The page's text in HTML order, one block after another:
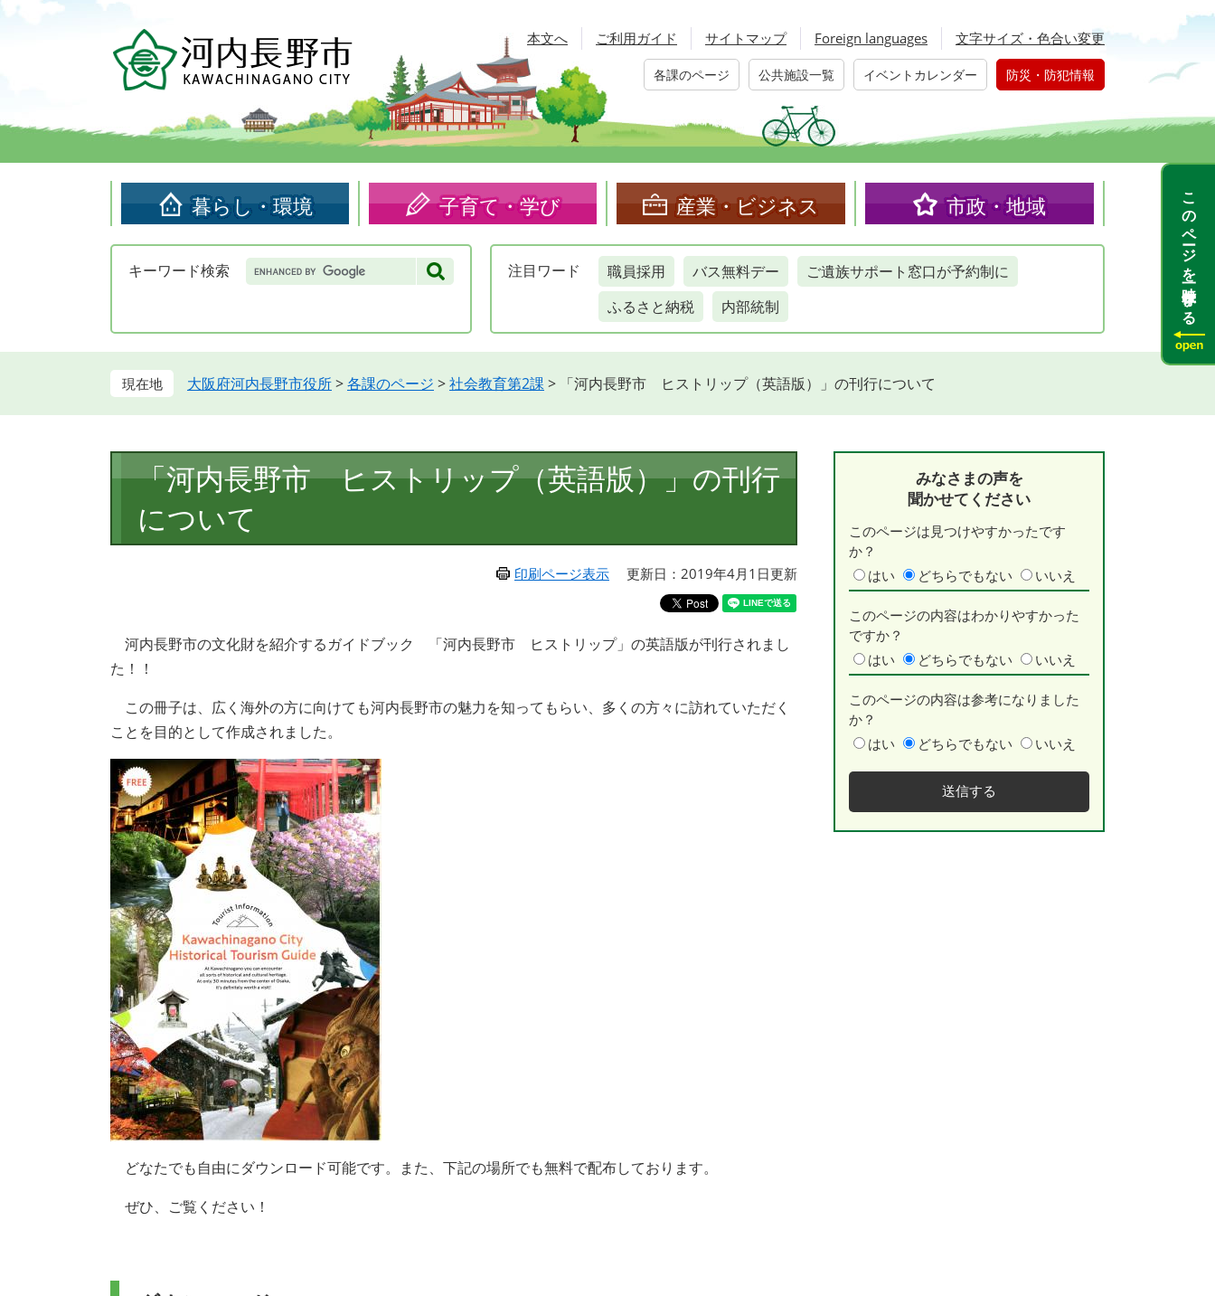
頭
す。
飛
し
本文へ ご利用ガイド サイトマップ Foreign languages 文字サイズ・色合い変更
各課のページ 公共施設一覧 イベントカレンダー 防災・防犯情報
暮らし・環境 子育て・学び 産業・ビジネス 市政・地域
キーワード検索 Google
カ
検
注目 ワード 職員採用 バス無料デー
ご遺族サポート窓口が予約制に
ふるさと納税
内部統制
大阪府河内長野市役所>各課のページ >社会教育第2課 > 「河内長野市 ヒストリップ（英語版）」の刊行について
文
「河内長野市 ヒストリップ（英語版）」の刊行
について
印刷ページ表示 更新日：2019年4月1日更新
河内長野市の文化財を紹介するガイドブック 「河内長野市 ヒストリップ」の英語版が刊行されまし
た！！
この冊子は、広く海外の方に向けても河内長野市の魅力を知ってもらい、多くの方々に訪れていただく
ことを目的として作成されました。
どなたでも自由にダウンロード可能です。また、下記の場所でも無料で配布しております。
ぜひ、ご覧ください！
みなさまの声を
聞かせてください
このページは見つけやすかったです
か？
はい
どちらでもない いいえ
このページの内容はわかりやすかった
ですか？
はい
どちらでもない いいえ
このページの内容は参考になりました
か？
はい
どちらでもない いいえ
このページを一時保存する